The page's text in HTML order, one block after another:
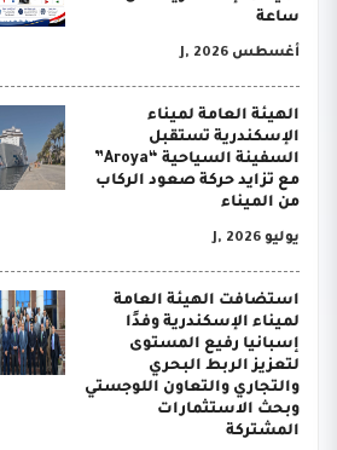
ساعة
أغسطس J, 2026
الهيئة العامة لميناء
الإسكندرية تستقبل
السفينة السياحية “Aroya”
مع تزايد حركة صعود الركاب
من الميناء
يوليو J, 2026
استضافت الهيئة العامة
لميناء الإسكندرية وفدًا
إسبانيا رفيع المستوى
لتعزيز الربط البحري
والتجاري والتعاون اللوجستي
وبحث الاستثمارات
المشتركة